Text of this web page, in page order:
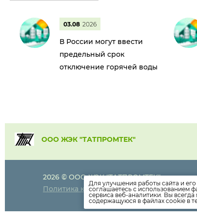
03.08 2026
В России могут ввести
предельный срок
отключение горячей воды
ООО ЖЭК "ТАТПРОМТЕК"
2026 © ООО ЖЭК "ТАТПРОМТЕК"
Политика конфиденциальности
+7
g-
Для улучшения работы сайта и
соглашаетесь с использованием
сервиса веб-аналитики. Вы
содержащуюся в файлах cookie в